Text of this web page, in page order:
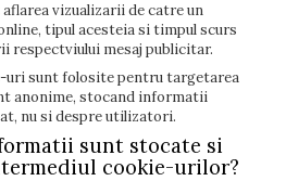
vizualizarii de catre un
tipul acesteia si timpul scurs
respectviului mesaj publicitar.
uri sunt folosite pentru targetarea
anonime, stocand informatii
nu si despre utilizatori.
sunt stocate si
cookie-urilor?